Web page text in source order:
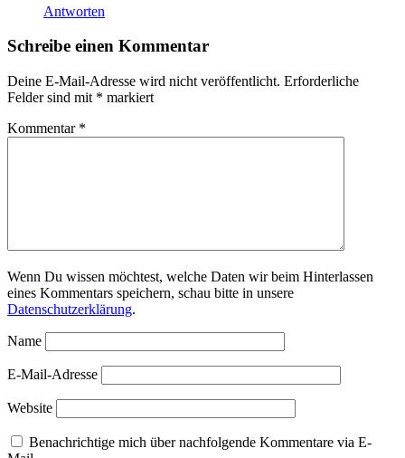
Antworten
Schreibe einen Kommentar
Deine E-Mail-Adresse wird nicht veröffentlicht. Erforderliche
Felder sind mit * markiert
Kommentar *
Wenn Du wissen möchtest, welche Daten wir beim Hinterlassen
eines Kommentars speichern, schau bitte in unsere
Datenschutzerklärung.
Name
E-Mail-Adresse
Website
Benachrichtige mich über nachfolgende Kommentare via E-